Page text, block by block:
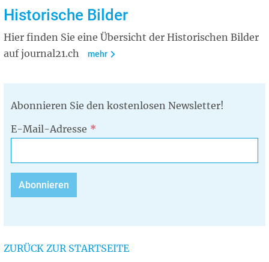
Historische Bilder
Hier finden Sie eine Übersicht der Historischen Bilder
auf journal21.ch
mehr
Abonnieren Sie den kostenlosen Newsletter!
E-Mail-Adresse
ZURÜCK ZUR STARTSEITE